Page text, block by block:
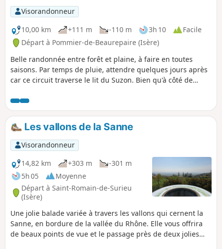
Visorandonneur
10,00 km
+111 m -110 m 3h 10
Facile
Départ à Pommier-de-Beaurepaire (Isère)
Belle randonnée entre forêt et plaine, à faire en toutes
saisons. Par temps de pluie, attendre quelques jours après
car ce circuit traverse le lit du Suzon. Bien qu'à côté de
agréable d'être dans la nature loin de la civilisation pendant
la partie qui longe le Suzon. Randonnée de 10 km ou 8,2 km
voir informations pratiques. A TOUS LES RANDONNEURS
(SES) QUI PARCOURENT MES RANDONNEES vous pouvez
mettre des photos en indiquant l'emplacement sur le
circuit.
Les vallons de la Sanne
Visorandonneur
14,82 km
+303 m
-301 m
5h 05
Moyenne
Départ à Saint-Romain-de-Surieu
(Isère)
Une jolie balade variée à travers les vallons qui cernent la
Sanne, en bordure de la vallée du Rhône. Elle vous offrira
de beaux points de vue et le passage près de deux jolies